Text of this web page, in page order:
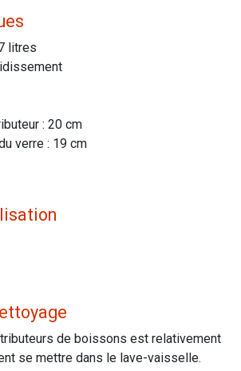
litres
: 20 cm
verre : 19 cm
de boissons est relativement
se mettre dans le lave-vaisselle.